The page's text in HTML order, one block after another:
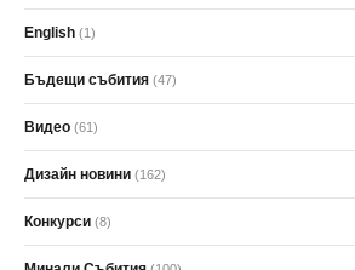
English (1)
Бъдещи събития (47)
Видео (61)
Дизайн новини (162)
Конкурси (8)